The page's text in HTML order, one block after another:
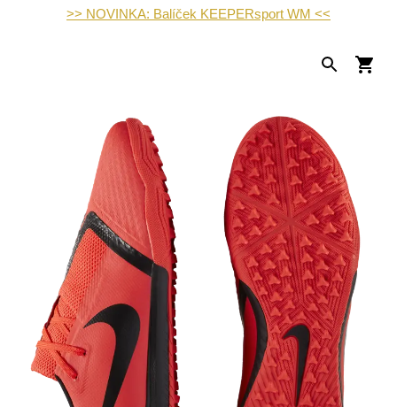
>> NOVINKA: Balíček KEEPERsport WM <<